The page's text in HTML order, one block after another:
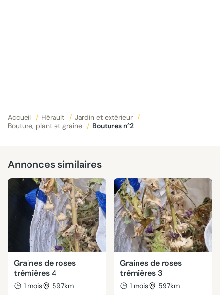
Accueil / Hérault / Jardin et extérieur
/
Bouture, plant et graine
/ Boutures n°2
Annonces similaires
Graines de roses
trémières 4
1 mois 597km
Graines de roses
trémières 3
1 mois 597km